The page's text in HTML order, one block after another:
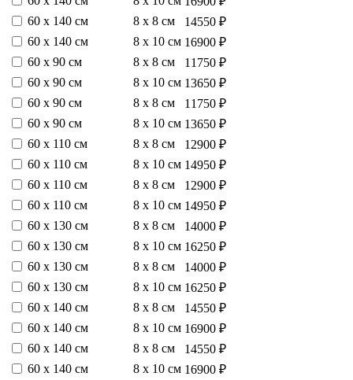
60 х 140 см
8 х 8 см
14550 ₽
60 х 140 см
8 х 10 см 16900 ₽
60 х 90 см
8 х 8 см
11750 ₽
60 х 90 см
8 х 10 см 13650 ₽
60 х 90 см
8 х 8 см
11750 ₽
60 х 90 см
8 х 10 см 13650 ₽
60 х 110 см
8 х 8 см
12900 ₽
60 х 110 см
8 х 10 см 14950 ₽
60 х 110 см
8 х 8 см
12900 ₽
60 х 110 см
8 х 10 см 14950 ₽
60 х 130 см
8 х 8 см
14000 ₽
60 х 130 см
8 х 10 см 16250 ₽
60 х 130 см
8 х 8 см
14000 ₽
60 х 130 см
8 х 10 см 16250 ₽
60 х 140 см
8 х 8 см
14550 ₽
60 х 140 см
8 х 10 см 16900 ₽
60 х 140 см
8 х 8 см
14550 ₽
60 х 140 см
8 х 10 см 16900 ₽